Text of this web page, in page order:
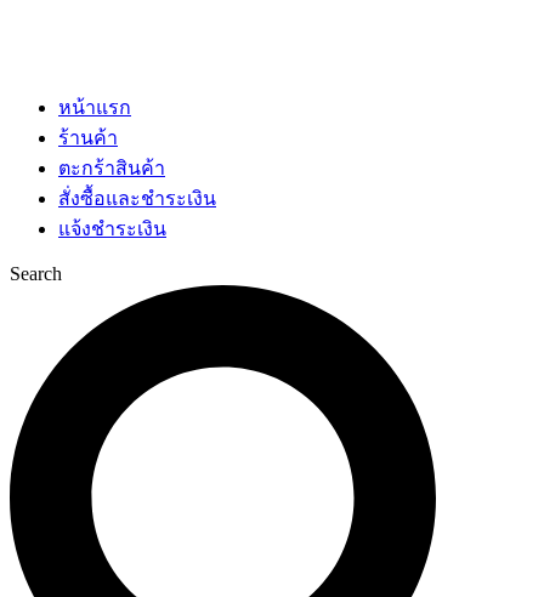
หน้าแรก
ร้านค้า
ตะกร้าสินค้า
สั่งซื้อและชำระเงิน
แจ้งชำระเงิน
Search